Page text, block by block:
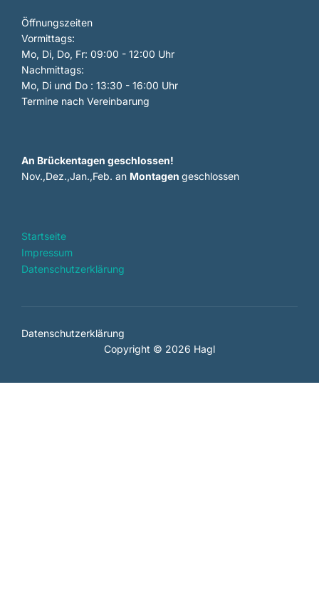
Öffnungszeiten
Vormittags:
Mo, Di, Do, Fr: 09:00 - 12:00 Uhr
Nachmittags:
Mo, Di und Do : 13:30 - 16:00 Uhr
Termine nach Vereinbarung
An Brückentagen geschlossen!
Nov.,Dez.,Jan.,Feb. an Montagen geschlossen
Startseite
Impressum
Datenschutzerklärung
Datenschutzerklärung
Copyright © 2026 Hagl